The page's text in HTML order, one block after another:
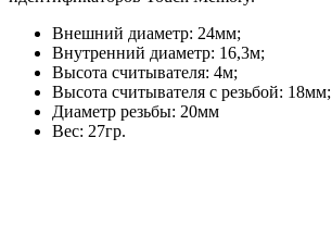
Внешний диаметр: 24мм;
Внутренний диаметр: 16,3м;
Высота считывателя: 4м;
Высота считывателя с резьбой: 18мм;
Диаметр резьбы: 20мм
Вес: 27гр.